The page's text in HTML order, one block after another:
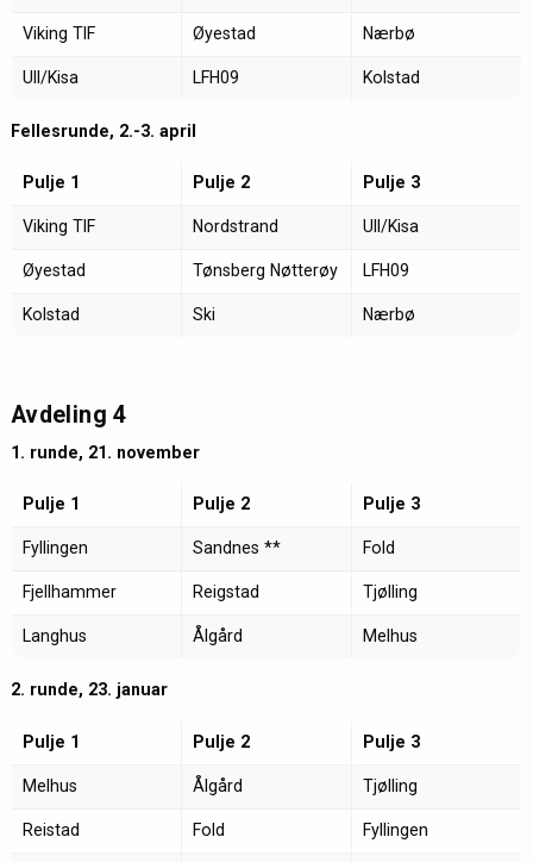
Viking TIF Øyestad Nærbø
Ull/Kisa LFH09 Kolstad
Fellesrunde, 2.-3. april
Pulje 1 Pulje 2 Pulje 3
Viking TIF Nordstrand Ull/Kisa
Øyestad Tønsberg Nøtterøy LFH09
Kolstad Ski Nærbø
Avdeling 4
1. runde, 21. november
Pulje 1 Pulje 2 Pulje 3
Fyllingen Sandnes ** Fold
Fjellhammer Reigstad Tjølling
Langhus Ålgård Melhus
2. runde, 23. januar
Pulje 1 Pulje 2 Pulje 3
Melhus Ålgård Tjølling
Reistad Fold Fyllingen